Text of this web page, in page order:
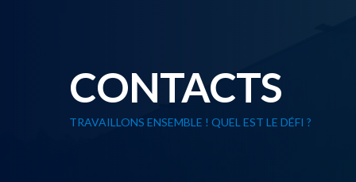
CONTACTS
TRAVAILLONS ENSEMBLE ! QUEL EST LE DÉFI ?